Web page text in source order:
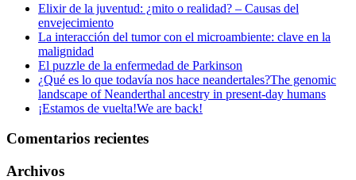
Elixir de la juventud: ¿mito o realidad? – Causas del
envejecimiento
La interacción del tumor con el microambiente: clave en la
malignidad
El puzzle de la enfermedad de Parkinson
¿Qué es lo que todavía nos hace neandertales?The genomic
landscape of Neanderthal ancestry in present-day humans
¡Estamos de vuelta!We are back!
Comentarios recientes
Archivos